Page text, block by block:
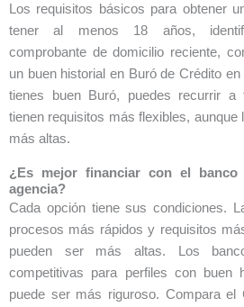
Los requisitos básicos para obtener
tener al menos 18 años,
comprobante de domicilio reciente,
un buen historial en Buró de Crédito
tienes buen Buró, puedes recurrir a
tienen requisitos más flexibles,
más altas.
¿Es mejor financiar con el
agencia?
Cada opción tiene sus condiciones.
procesos más rápidos y requisitos
pueden ser más altas. Los
competitivas para perfiles con buen
puede ser más riguroso. Compara el